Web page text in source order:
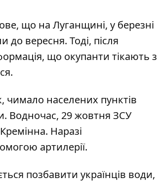
що на Луганщині, у березні
вересня. Тоді, після
що окупанти тікають з
чимало населених пунктів
Водночас, 29 жовтня ЗСУ
Наразі
артилерії.
позбавити українців води,